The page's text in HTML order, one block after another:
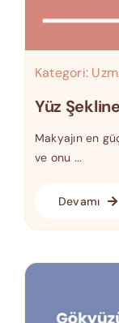
Kategori:
Yüz
Makyajın en
ve onu ...
Devamı